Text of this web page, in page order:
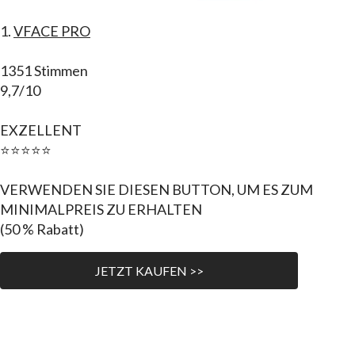
1.VFACE PRO
1351 Stimmen
9,7/10
EXZELLENT
⭐⭐⭐⭐⭐
VERWENDEN SIE DIESEN BUTTON, UM ES ZUM
MINIMALPREIS ZU ERHALTEN
(50 % Rabatt)
JETZT KAUFEN >>